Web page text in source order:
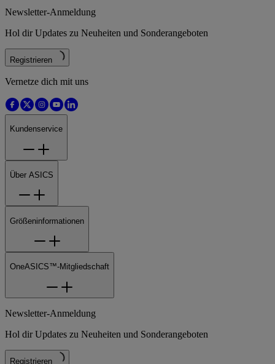
Newsletter-Anmeldung
Hol dir Updates zu Neuheiten und Sonderangeboten
Registrieren
Vernetze dich mit uns
Kundenservice
Über ASICS
Größeninformationen
OneASICS™-Mitgliedschaft
Newsletter-Anmeldung
Hol dir Updates zu Neuheiten und Sonderangeboten
Registrieren